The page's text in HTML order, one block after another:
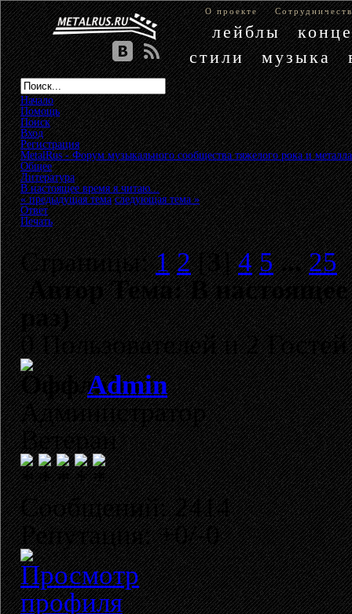
О проекте
лейблы
стили
музыка
Начало
Помощь
Поиск
Вход
Регистрация
MetalRus - Форум музыкального сообщества тяжелого рока и металла
Общее»
Литература»
В настоящее время я читаю...
« предыдущая тема следующая тема »
Ответ
Печать
Страницы:1 2[3]4 5 ...25
АвторТема: В
раз)
0 Пользователей и 2
Admin
Администратор
Ветеран
Сообщений: 2414
Репутация: +0/-0